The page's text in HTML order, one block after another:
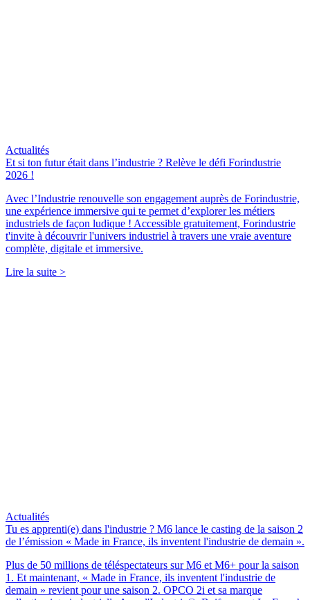
Actualités
Et si ton futur était dans l’industrie ? Relève le défi Forindustrie
2026 !
Avec l’Industrie renouvelle son engagement auprès de Forindustrie,
une expérience immersive qui te permet d’explorer les métiers
industriels de façon ludique ! Accessible gratuitement, Forindustrie
t'invite à découvrir l'univers industriel à travers une vraie aventure
complète, digitale et immersive.
Lire la suite >
Actualités
Tu es apprenti(e) dans l'industrie ? M6 lance le casting de la saison 2
de l’émission « Made in France, ils inventent l'industrie de demain ».
Plus de 50 millions de téléspectateurs sur M6 et M6+ pour la saison
1. Et maintenant, « Made in France, ils inventent l'industrie de
demain » revient pour une saison 2. OPCO 2i et sa marque